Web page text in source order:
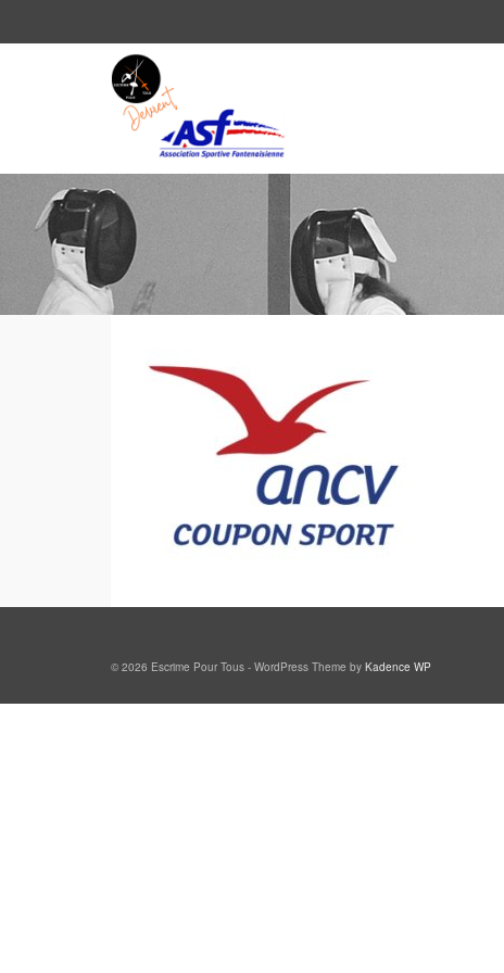
© 2026 Escrime Pour Tous - WordPress Theme by Kadence WP